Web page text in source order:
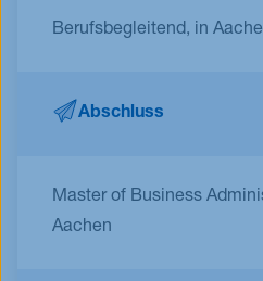
Berufsbegleitend, in
Abschluss
Master of Business
Aachen